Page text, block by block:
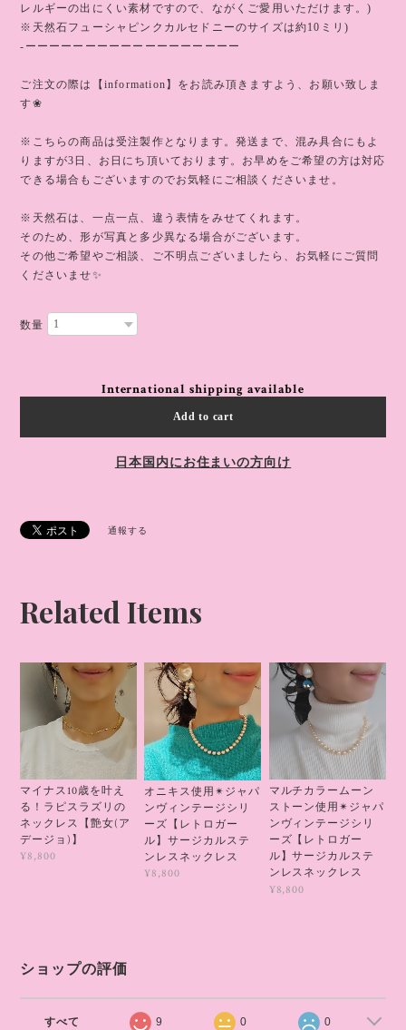
レルギーの出にくい素材ですので、ながくご愛用いただけます。)
※天然石フューシャピンクカルセドニーのサイズは約10ミリ)
-ーーーーーーーーーーーーーーーーーー
ご注文の際は【information】をお読み頂きますよう、お願い致しま
す❀
※こちらの商品は受注製作となります。発送まで、混み具合にもよ
りますが3日、お日にち頂いております。お早めをご希望の方は対応
できる場合もございますのでお気軽にご相談くださいませ。
※天然石は、一点一点、違う表情をみせてくれます。
そのため、形が写真と多少異なる場合がございます。
その他ご希望やご相談、ご不明点ございましたら、お気軽にご質問
くださいませ✨
数量
International shipping available
Add to cart
日本国内にお住まいの方向け
通報する
Related Items
マイナス10歳を叶え
る！ラピスラズリの
ネックレス【艶女(ア
デージョ)】
¥8,800
オニキス使用✴ジャパ
ンヴィンテージシリ
ーズ【レトロガー
ル】サージカルステ
ンレスネックレス
¥8,800
マルチカラームーン
ストーン使用✴ジャパ
ンヴィンテージシリ
ーズ【レトロガー
ル】サージカルステ
ンレスネックレス
¥8,800
ショップの評価
すべて 9 0 0